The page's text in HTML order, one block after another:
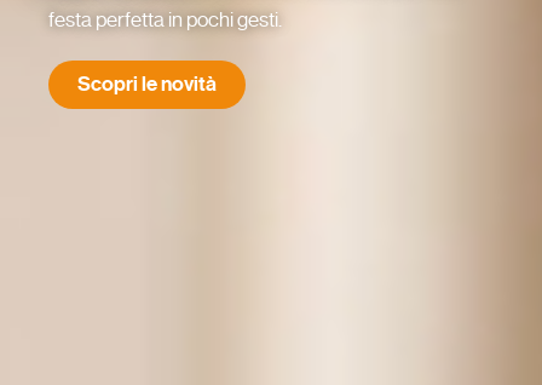
festa perfetta in pochi gesti.
Scopri le novità